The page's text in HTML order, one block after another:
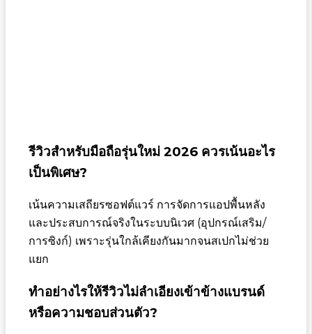
รีวิวสำหรับมือถือรุ่นใหม่ 2026 ควรเน้นอะไร
เป็นพิเศษ?
เน้นความเสถียรซอฟต์แวร์ การจัดการแอปพื้นหลัง
และประสบการณ์จริงในระบบนิเวศ (อุปกรณ์เสริม/
การซิงก์) เพราะรุ่นใกล้เคียงกันมากจนสเปกไม่ช่วย
แยก
ทำอย่างไรให้รีวิวไม่ลำเอียงเข้าข้างแบรนด์
หรือความชอบส่วนตัว?